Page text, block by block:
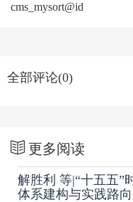
cms_mysort@id
全部评论(0)
更多阅读
解胜利 等|“十五五”
体系建构与实践路向